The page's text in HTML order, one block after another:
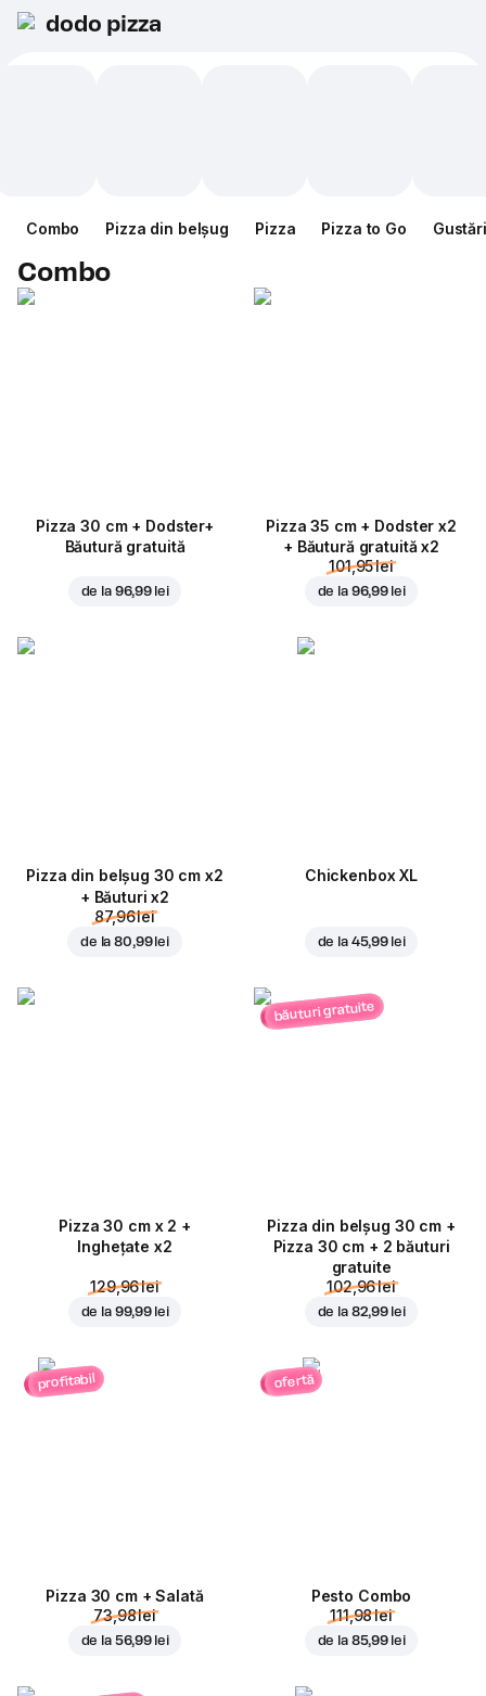
dodo pizza
Combo Pizza din belșug Pizza Pizza to Go Gustări
Combo
Pizza 30 cm + Dodster+
Băutură gratuită
de la 96,99 lei
Pizza 35 cm + Dodster x2
+ Băutură gratuită x2
101,95 lei
de la 96,99 lei
Pizza din belșug 30 cm x2
+ Băuturi x2
87,96 lei
de la80,99 lei
Chickenbox XL
de la 45,99 lei
Pizza 30 cm x 2 +
Inghețate x2
129,96 lei
de la 99,99 lei
băuturi gratuite
Pizza din belșug 30 cm +
Pizza 30 cm + 2 băuturi
gratuite
102,96 lei
de la 82,99 lei
profitabil
Pizza 30 cm + Salată
73,98 lei
de la 56,99 lei
ofertă
Pesto Combo
111,98 lei
de la 85,99 lei